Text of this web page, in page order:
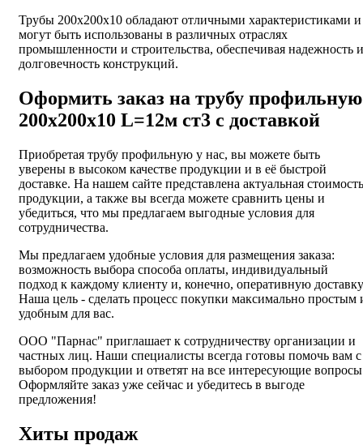
Трубы 200х200х10 обладают отличными характеристиками и
могут быть использованы в различных отраслях
промышленности и строительства, обеспечивая надежность и
долговечность конструкций.
Оформить заказ на трубу профильную
200х200х10 L=12м ст3 с доставкой
Приобретая трубу профильную у нас, вы можете быть
уверены в высоком качестве продукции и в её быстрой
доставке. На нашем сайте представлена актуальная стоимость
продукции, а также вы всегда можете сравнить цены и
убедиться, что мы предлагаем выгодные условия для
сотрудничества.
Мы предлагаем удобные условия для размещения заказа:
возможность выбора способа оплаты, индивидуальный
подход к каждому клиенту и, конечно, оперативную
Наша цель - сделать процесс покупки максимально простым
удобным для вас.
ООО "Парнас" приглашает к сотрудничеству организации и
частных лиц. Наши специалисты всегда готовы помочь вам с
выбором продукции и ответят на все интересующие
Оформляйте заказ уже сейчас и убедитесь в выгоде
предложения!
Хиты продаж